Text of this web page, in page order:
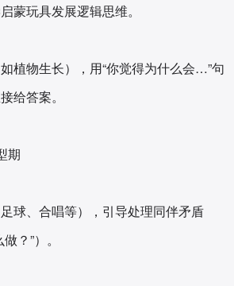
蒙玩具发展逻辑思维。
植物生长），用“你觉得为什么会…”句
给答案‌。
期‌
球、合唱等），引导处理同伴矛盾
？”）。